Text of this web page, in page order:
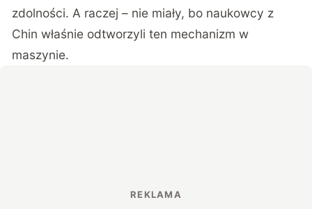
zdolności. A raczej – nie miały, bo naukowcy z
Chin właśnie odtworzyli ten mechanizm w
maszynie.